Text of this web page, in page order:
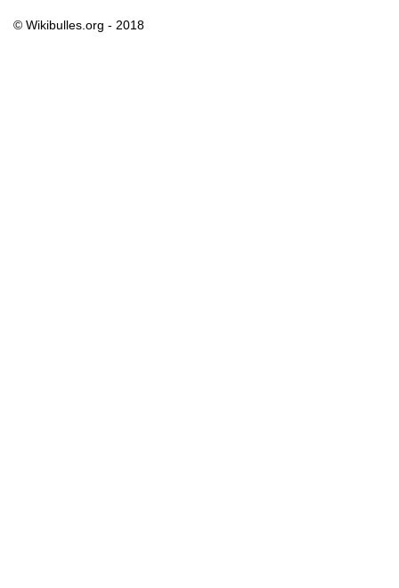
© Wikibulles.org - 2018